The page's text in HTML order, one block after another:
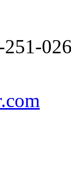
251-